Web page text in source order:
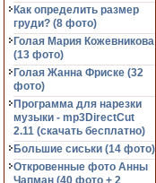
Как определить размер
груди? (8 фото)
Голая Мария Кожевникова
(13 фото)
Голая Жанна Фриске (32
фото)
Программа для нарезки
музыки - mp3DirectCut
2.11 (cкачать бесплатно)
Большие сиськи (14 фото)
Откровенные фото Анны
Чапман (40 фото + 2